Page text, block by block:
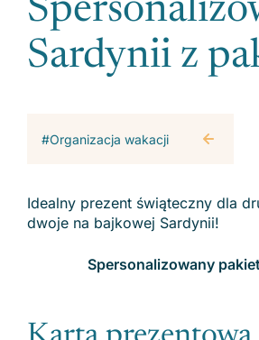
Sardynii z
#Organizacja wakacji
Idealny prezent świąteczny dla
dwoje na bajkowej Sardynii!
Spersonalizowany